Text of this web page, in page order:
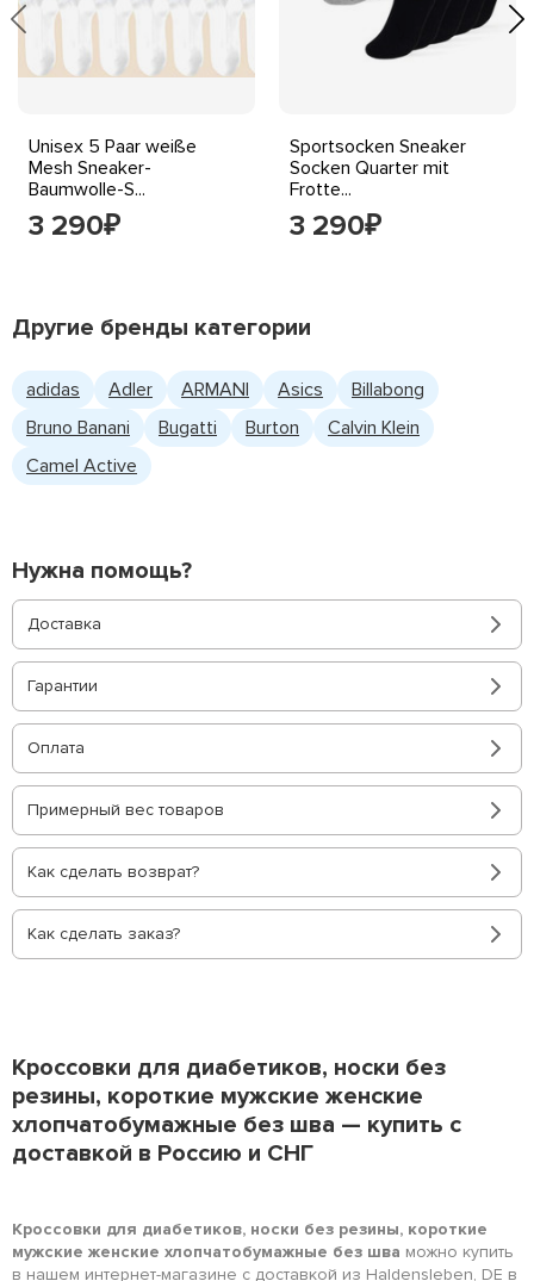
Unisex 5 Paar weiße
Mesh Sneaker-
Baumwolle-S...
3 290₽
Sportsocken Sneaker
Socken Quarter mit
Frotte...
3 290₽
Другие бренды категории
adidas Adler ARMANI Asics
Billabong
Bruno Banani
Bugatti Burton
Calvin Klein
Camel Active
Нужна помощь?
Доставка
Гарантии
Оплата
Примерный вес товаров
Как сделать возврат?
Как сделать заказ?
Кроссовки для диабетиков, носки без
резины, короткие мужские женские
хлопчатобумажные без шва — купить с
доставкой в Россию и СНГ
Кроссовки для диабетиков, носки без резины, короткие
мужские женские хлопчатобумажные без шва можно купить
в нашем интернет-магазине с доставкой из Haldensleben, DE в